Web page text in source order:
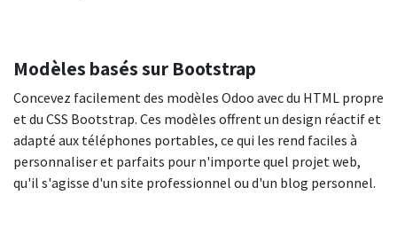
Modèles basés sur Bootstrap
Concevez facilement des modèles Odoo avec du HTML propre
et du CSS Bootstrap. Ces modèles offrent un design réactif et
adapté aux téléphones portables, ce qui les rend faciles à
personnaliser et parfaits pour n'importe quel projet web,
qu'il s'agisse d'un site professionnel ou d'un blog personnel.